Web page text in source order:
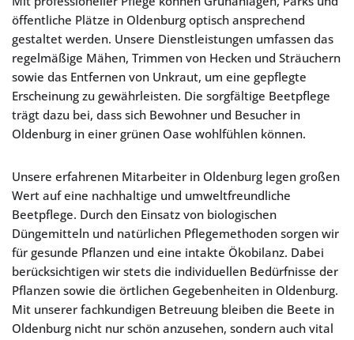
öffentliche Plätze in Oldenburg optisch ansprechend
gestaltet werden. Unsere Dienstleistungen umfassen das
regelmäßige Mähen, Trimmen von Hecken und Sträuchern
sowie das Entfernen von Unkraut, um eine gepflegte
Erscheinung zu gewährleisten. Die sorgfältige Beetpflege
trägt dazu bei, dass sich Bewohner und Besucher in
Oldenburg in einer grünen Oase wohlfühlen können.
Unsere erfahrenen Mitarbeiter in Oldenburg legen großen
Wert auf eine nachhaltige und umweltfreundliche
Beetpflege. Durch den Einsatz von biologischen
Düngemitteln und natürlichen Pflegemethoden sorgen wir
für gesunde Pflanzen und eine intakte Ökobilanz. Dabei
berücksichtigen wir stets die individuellen Bedürfnisse der
Pflanzen sowie die örtlichen Gegebenheiten in Oldenburg.
Mit unserer fachkundigen Betreuung bleiben die Beete in
Oldenburg nicht nur schön anzusehen, sondern auch vital